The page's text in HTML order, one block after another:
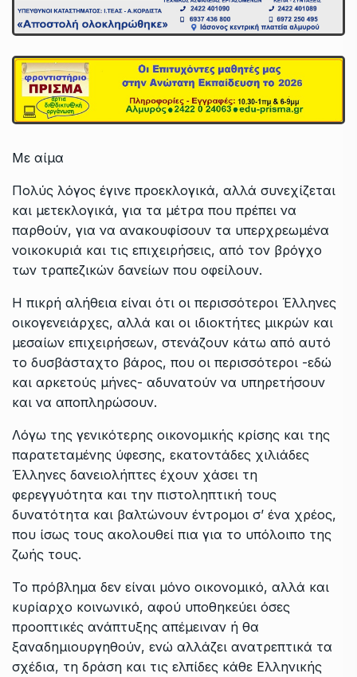
Με αίμα
Πολύς λόγος έγινε προεκλογικά, αλλά συνεχίζεται
και μετεκλογικά, για τα μέτρα που πρέπει να
παρθούν, για να ανακουφίσουν τα υπερχρεωμένα
νοικοκυριά και τις επιχειρήσεις, από τον βρόγχο
των τραπεζικών δανείων που οφείλουν.
Η πικρή αλήθεια είναι ότι οι περισσότεροι Έλληνες
οικογενειάρχες, αλλά και οι ιδιοκτήτες μικρών και
μεσαίων επιχειρήσεων, στενάζουν κάτω από αυτό
το δυσβάσταχτο βάρος, που οι περισσότεροι -εδώ
και αρκετούς μήνες- αδυνατούν να υπηρετήσουν
και να αποπληρώσουν.
Λόγω της γενικότερης οικονομικής κρίσης και της
παρατεταμένης ύφεσης, εκατοντάδες χιλιάδες
Έλληνες δανειολήπτες έχουν χάσει τη
φερεγγυότητα και την πιστοληπτική τους
δυνατότητα και βαλτώνουν έντρομοι σ’ ένα χρέος,
που ίσως τους ακολουθεί πια για το υπόλοιπο της
ζωής τους.
Το πρόβλημα δεν είναι μόνο οικονομικό, αλλά και
κυρίαρχο κοινωνικό, αφού υποθηκεύει όσες
προοπτικές ανάπτυξης απέμειναν ή θα
ξαναδημιουργηθούν, ενώ αλλάζει ανατρεπτικά τα
σχέδια, τη δράση και τις ελπίδες κάθε Ελληνικής